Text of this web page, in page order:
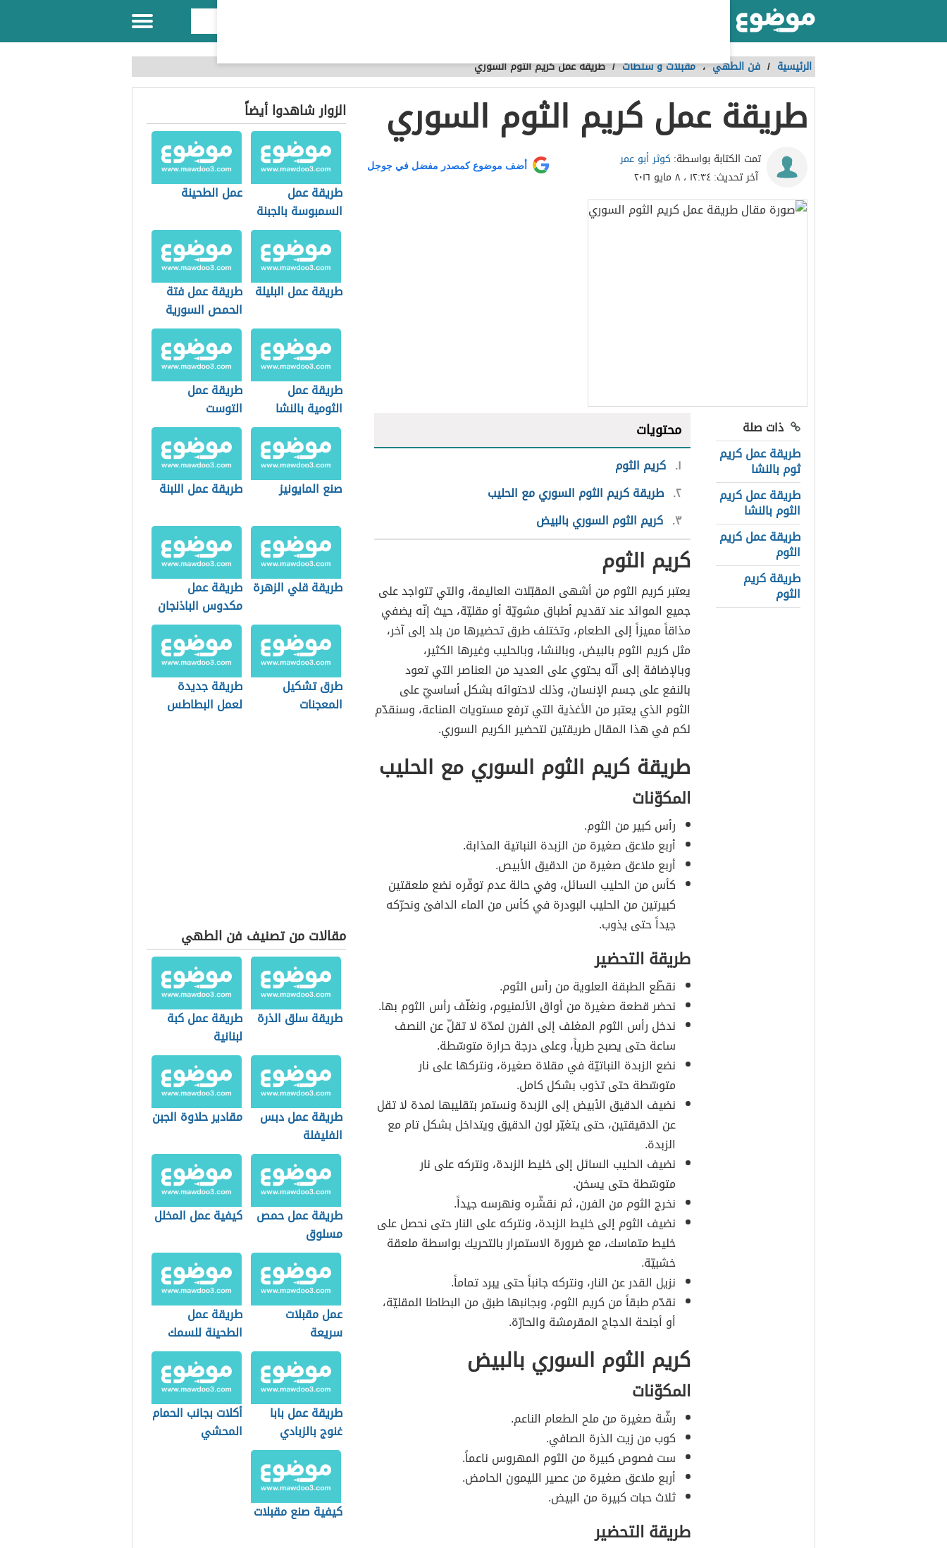
الرئيسية / فن الطهي،مقبلات و سلطات /طريقة عمل كريم الثوم السوري
طريقة عمل كريم الثوم السوري
تمت الكتابة بواسطة: كوثر أبو عمر
آخر تحديث:١٢:٣٤ ، ٨ مايو ٢٠١٦
أضف موضوع كمصدر مفضل في جوجل
ذات صلة
طريقة عمل كريم
ثوم بالنشا
طريقة عمل كريم
الثوم بالنشا
طريقة عمل كريم
الثوم
طريقة كريم
الثوم
محتويات
١ كريم الثوم
٢ طريقة كريم الثوم السوري مع الحليب
٣ كريم الثوم السوري بالبيض
كريم الثوم
يعتبر كريم الثوم من أشهى المقبّلات العاليمة، والتي تتواجد على
جميع الموائد عند تقديم أطباق مشويّة أو مقليّة، حيث إنّه يضفي
مذاقاً مميزاً إلى الطعام، وتختلف طرق تحضيرها من بلد إلى آخر،
مثل كريم الثوم بالبيض، وبالنشا، وبالحليب وغيرها الكثير،
وبالإضافة إلى أنّه يحتوي على العديد من العناصر التي تعود
بالنفع على جسم الإنسان، وذلك لاحتوائه بشكل أساسيّ على
الثوم الذي يعتبر من الأغذية التي ترفع مستويات المناعة، وسنقدّم
لكم في هذا المقال طريقتين لتحضير الكريم السوري.
طريقة كريم الثوم السوري مع الحليب
المكوّنات
رأس كبير من الثوم.
أربع ملاعق صغيرة من الزبدة النباتية المذابة.
أربع ملاعق صغيرة من الدقيق الأبيص.
كأس من الحليب السائل، وفي حالة عدم توفّره نضع ملعقتين
كبيرتين من الحليب البودرة في كأس من الماء الدافئ ونحرّكه
جيداً حتى يذوب.
طريقة التحضير
نقطّع الطبقة العلوية من رأس الثوم.
نحضر قطعة صغيرة من أواق الألمنيوم، ونغلّف رأس الثوم بها.
ندخل رأس الثوم المغلف إلى الفرن لمدّة لا تقلّ عن النصف
ساعة حتى يصبح طرياً، وعلى درجة حرارة متوسّطة.
نضع الزبدة النباتيّة في مقلاة صغيرة، ونتركها على نار
متوسّطة حتى تذوب بشكل كامل.
نضيف الدقيق الأبيض إلى الزبدة ونستمر بتقليبها لمدة لا تقل
عن الدقيقتين، حتى يتغيّر لون الدقيق ويتداخل بشكل تام مع
الزبدة.
نضيف الحليب السائل إلى خليط الزبدة، ونتركه على نار
متوسّطة حتى يسخن.
نخرج الثوم من الفرن، ثم نقشّره ونهرسه جيداً.
نضيف الثوم إلى خليط الزبدة، ونتركه على النار حتى نحصل على
خليط متماسك، مع ضرورة الاستمرار بالتحريك بواسطة ملعقة
خشبيّة.
نزيل القدر عن النار، ونتركه جانباً حتى يبرد تماماً.
نقدّم طبقاً من كريم الثوم، وبجانبها طبق من البطاطا المقليّة،
أو أجنحة الدجاج المقرمشة والحارّة.
كريم الثوم السوري بالبيض
المكوّنات
رشّة صغيرة من ملح الطعام الناعم.
كوب من زيت الذرة الصافي.
ست فصوص كبيرة من الثوم المهروس ناعماً.
أربع ملاعق صغيرة من عصير الليمون الحامض.
ثلاث حبات كبيرة من البيض.
طريقة التحضير
الزوار شاهدوا أيضاً
طريقة عمل
السمبوسة بالجبنة
عمل الطحينة
طريقة عمل البليلة
طريقة عمل فتة
الحمص السورية
طريقة عمل
الثومية بالنشا
طريقة عمل
التوست
صنع المايونيز طريقة عمل اللبنة
طريقة قلي الزهرة طريقة عمل
مكدوس الباذنجان
المقطع
طرق تشكيل
المعجنات
طريقة جديدة
لعمل البطاطس
مقالات من تصنيف فن الطهي
طريقة سلق الذرة
طريقة عمل كبة
لبنانية
طريقة عمل دبس
الفليفلة
مقادير حلاوة الجبن
طريقة عمل حمص
مسلوق
كيفية عمل المخلل
عمل مقبلات
سريعة
طريقة عمل
الطحينة للسمك
طريقة عمل بابا
غنوج بالزبادي
والطحينة
أكلات بجانب الحمام
المحشي
كيفية صنع مقبلات